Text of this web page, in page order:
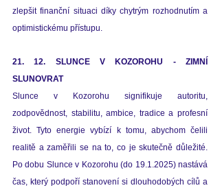
zlepšit finanční situaci díky chytrým rozhodnutím a
optimistickému přístupu.
21. 12. SLUNCE V KOZOROHU - ZIMNÍ
SLUNOVRAT
Slunce v Kozorohu signifikuje autoritu,
zodpovědnost, stabilitu, ambice, tradice a profesní
život. Tyto energie vybízí k tomu, abychom čelili
realitě a zaměřili se na to, co je skutečně důležité.
Po dobu Slunce v Kozorohu (do 19.1.2025) nastává
čas, který podpoří stanovení si dlouhodobých cílů a